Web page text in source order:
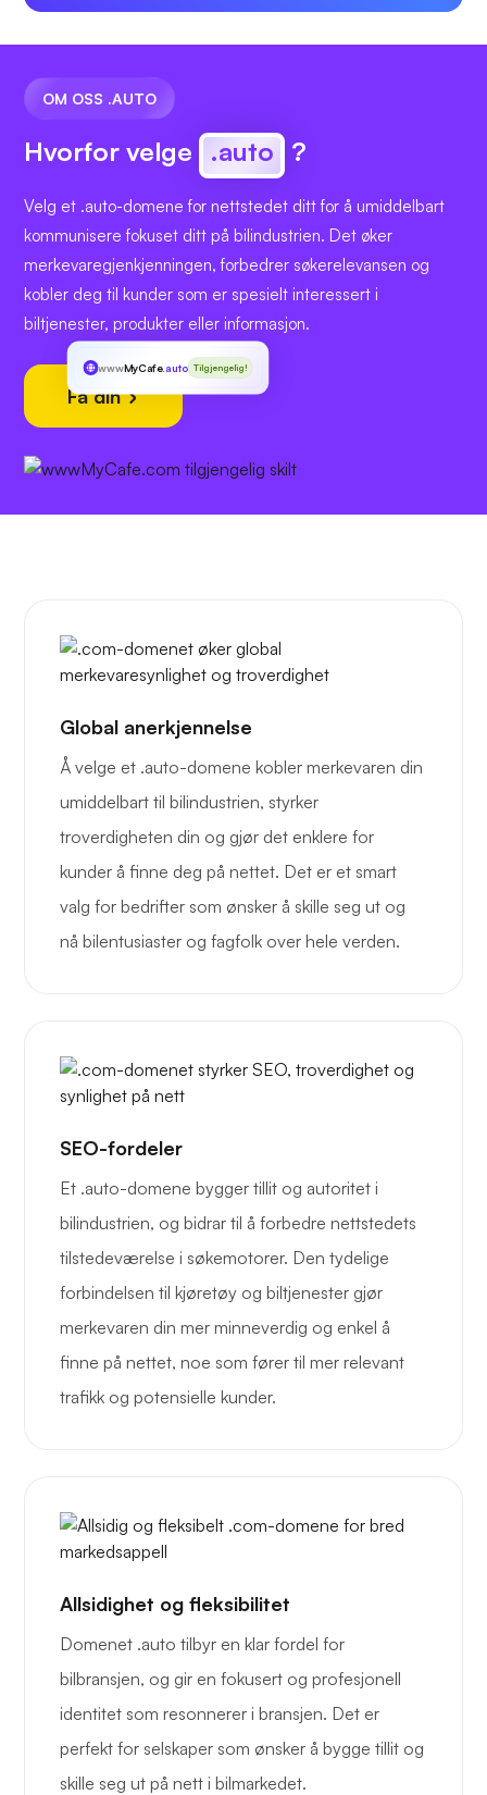
OM OSS .AUTO
Hvorfor velge .auto ?
Velg et .auto-domene for nettstedet ditt for å umiddelbart
kommunisere fokuset ditt på bilindustrien. Det øker
merkevaregjenkjenningen, forbedrer søkerelevansen og
kobler deg til kunder som er spesielt interessert i
biltjenester, produkter eller informasjon.
Få din
wwwMyCafe.auto Tilgjengelig!
Global anerkjennelse
Å velge et .auto-domene kobler merkevaren din
umiddelbart til bilindustrien, styrker
troverdigheten din og gjør det enklere for
kunder å finne deg på nettet. Det er et smart
valg for bedrifter som ønsker å skille seg ut og
nå bilentusiaster og fagfolk over hele verden.
SEO-fordeler
Et .auto-domene bygger tillit og autoritet i
bilindustrien, og bidrar til å forbedre nettstedets
tilstedeværelse i søkemotorer. Den tydelige
forbindelsen til kjøretøy og biltjenester gjør
merkevaren din mer minneverdig og enkel å
finne på nettet, noe som fører til mer relevant
trafikk og potensielle kunder.
Allsidighet og fleksibilitet
Domenet .auto tilbyr en klar fordel for
bilbransjen, og gir en fokusert og profesjonell
identitet som resonnerer i bransjen. Det er
perfekt for selskaper som ønsker å bygge tillit og
skille seg ut på nett i bilmarkedet.